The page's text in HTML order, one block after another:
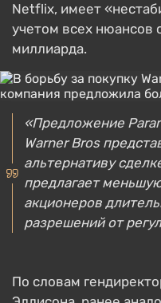
Netflix, имеет
учетом всех нюансов
миллиарда.
«Предложение
Warner Bros
альтернативу
предлагает
акционеров
разрешений от
По словам